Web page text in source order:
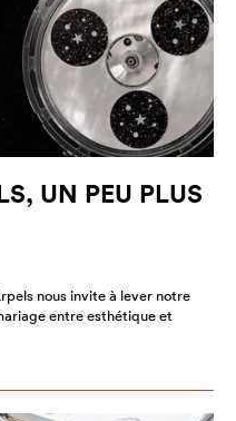
UN PEU PLUS
nous invite à lever notre
entre esthétique et